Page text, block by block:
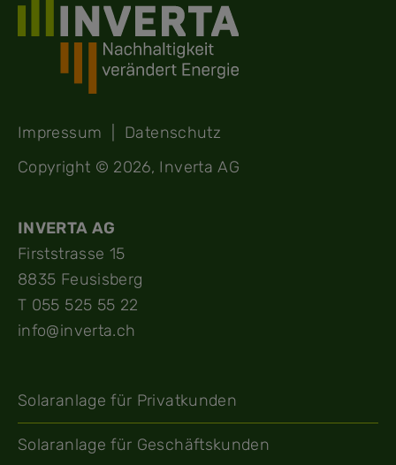
Impressum
Datenschutz
Copyright © 2026, Inverta AG
INVERTA AG
Firststrasse 15
8835 Feusisberg
T 055 525 55 22
info@inverta.ch
Solaranlage für Privatkunden
Solaranlage für Geschäftskunden